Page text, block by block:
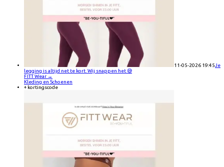
11-05-2026 19:45Je
legging is altijd net te kort. Wij snappen het 😅
FITT Wear →
Kleding en Schoenen
+ kortingscode